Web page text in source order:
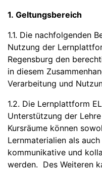
1. Geltungsbereich
1.1. Die nachfolgenden
Nutzung der
Regensburg den
in diesem
Verarbeitung und
1.2. Die Lernplattform
Unterstützung der
Kursräume können
Lernmaterialien als
kommunikative und
werden. Des Weiteren